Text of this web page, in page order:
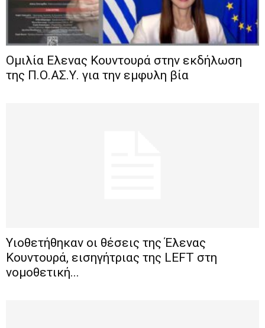
Ομιλία Ελενας Κουντουρά στην εκδήλωση
της Π.Ο.ΑΣ.Υ. για την εμφυλη βία
Υιοθετήθηκαν οι θέσεις της Έλενας
Κουντουρά, εισηγήτριας της LEFT στη
νομοθετική...